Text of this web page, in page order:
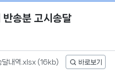
송분 고시송달
달내역.xlsx (16kb)